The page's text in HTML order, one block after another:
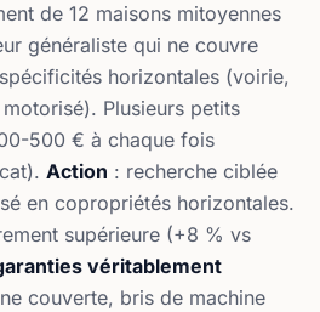
de 12 maisons mitoyennes
généraliste qui ne couvre
horizontales (voirie,
Plusieurs petits
500 € à chaque fois
Action : recherche ciblée
en copropriétés horizontales.
supérieure (+8 % vs
véritablement
couverte, bris de machine